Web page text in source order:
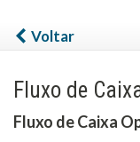
Voltar
Fluxo de
Fluxo de Caixa